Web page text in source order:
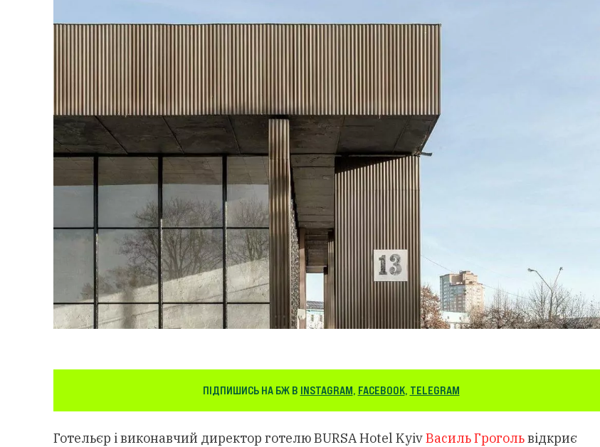
ПІДПИШИСЬ НА БЖ В INSTAGRAM, FACEBOOK, TELEGRAM
Готельєр і виконавчий директор готелю BURSA Hotel KyivВасиль Грогольвідкриє